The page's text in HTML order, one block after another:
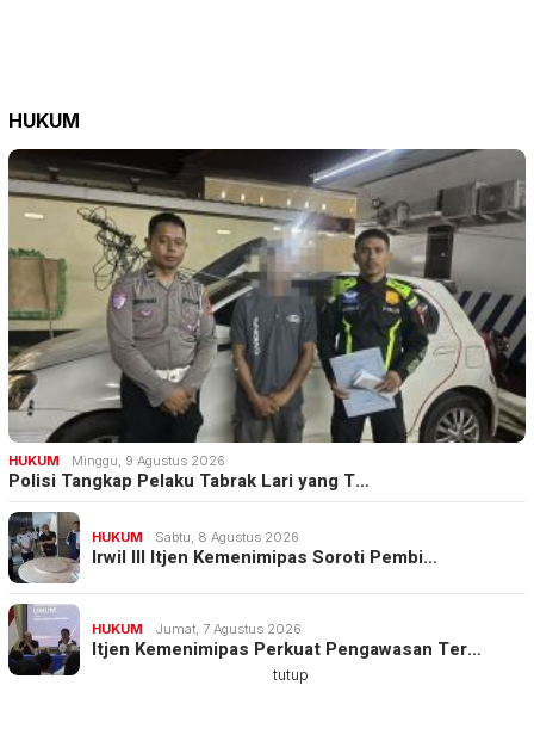
HUKUM
HUKUM Minggu, 9 Agustus 2026
Polisi Tangkap Pelaku Tabrak Lari yang T…
HUKUM Sabtu, 8 Agustus 2026
Irwil III Itjen Kemenimipas Soroti Pembi…
HUKUM Jumat, 7 Agustus 2026
Itjen Kemenimipas Perkuat Pengawasan Ter…
tutup